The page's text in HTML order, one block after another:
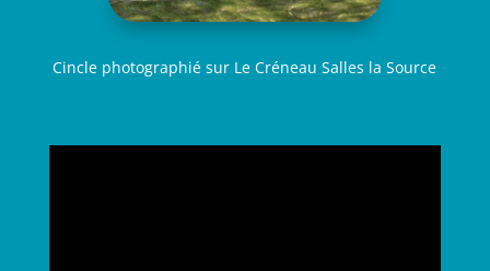
Cincle photographié sur Le Créneau Salles la Source